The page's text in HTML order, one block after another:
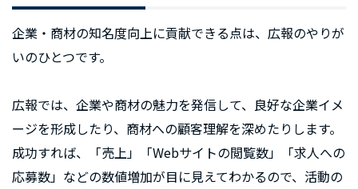
企業・商材の知名度向上に貢献できる点は、広報のやりが
いのひとつです。
広報では、企業や商材の魅力を発信して、良好な企業イメ
ージを形成したり、商材への顧客理解を深めたりします。
成功すれば、「売上」「Webサイトの閲覧数」「求人への
応募数」などの数値増加が目に見えてわかるので、活動の